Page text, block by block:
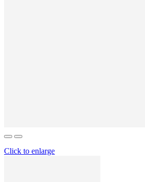
Click to enlarge